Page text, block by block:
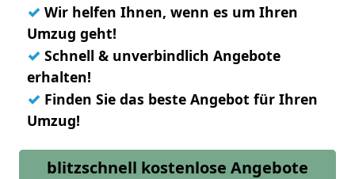
✓ Wir helfen Ihnen, wenn es um Ihren
Umzug geht!
✓ Schnell & unverbindlich Angebote
erhalten!
✓ Finden Sie das beste Angebot für Ihren
Umzug!
blitzschnell kostenlose Angebote